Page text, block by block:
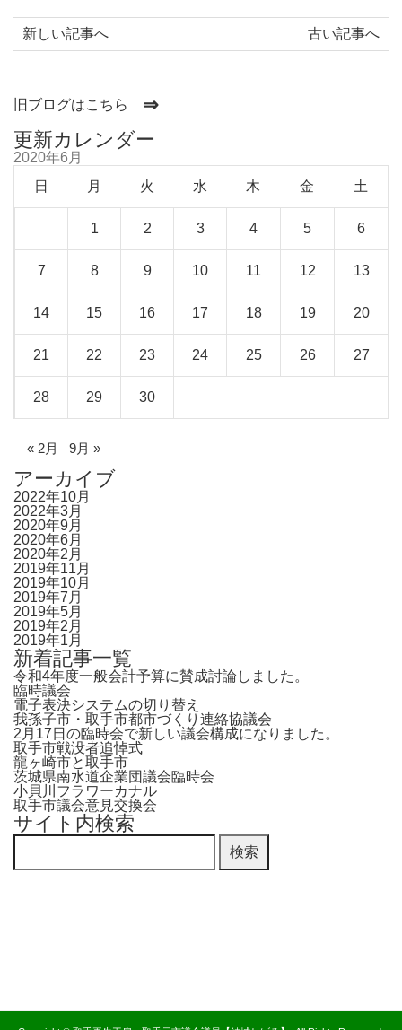
古い記事へ
新しい記事へ
旧ブログはこちら ⇒
更新カレンダー
2020年6月
日
月 火 水 木 金 土
1 2 3 4 5 6
7 8 9 10 11 12 13
14 15 16 17 18 19 20
21 22 23 24 25 26 27
28 29 30
« 2月 9月 »
アーカイブ
2022年10月
2022年3月
2020年9月
2020年6月
2020年2月
2019年11月
2019年10月
2019年7月
2019年5月
2019年2月
2019年1月
新着記事一覧
令和4年度一般会計予算に賛成討論しました。
臨時議会
電子表決システムの切り替え
我孫子市・取手市都市づくり連絡協議会
2月17日の臨時会で新しい議会構成になりました。
取手市戦没者追悼式
龍ヶ崎市と取手市
茨城県南水道企業団議会臨時会
小貝川フラワーカナル
取手市議会意見交換会
サイト内検索
検